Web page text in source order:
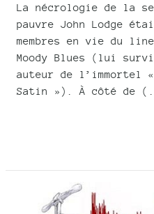
La nécrologie de la
pauvre John Lodge
membres en vie du
Moody Blues (lui
auteur de l’immortel
Satin »). À côté de